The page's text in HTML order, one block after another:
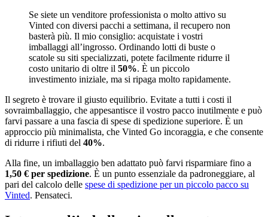
Se siete un venditore professionista o molto attivo su
Vinted con diversi pacchi a settimana, il recupero non
basterà più. Il mio consiglio: acquistate i vostri
imballaggi all’ingrosso. Ordinando lotti di buste o
scatole su siti specializzati, potete facilmente ridurre il
costo unitario di oltre il 50%. È un piccolo
investimento iniziale, ma si ripaga molto rapidamente.
Il segreto è trovare il giusto equilibrio. Evitate a tutti i costi il
sovraimballaggio, che appesantisce il vostro pacco inutilmente e può
farvi passare a una fascia di spese di spedizione superiore. È un
approccio più minimalista, che Vinted Go incoraggia, e che consente
di ridurre i rifiuti del 40%.
Alla fine, un imballaggio ben adattato può farvi risparmiare fino a
1,50 € per spedizione. È un punto essenziale da padroneggiare, al
pari del calcolo delle spese di spedizione per un piccolo pacco su
Vinted. Pensateci.